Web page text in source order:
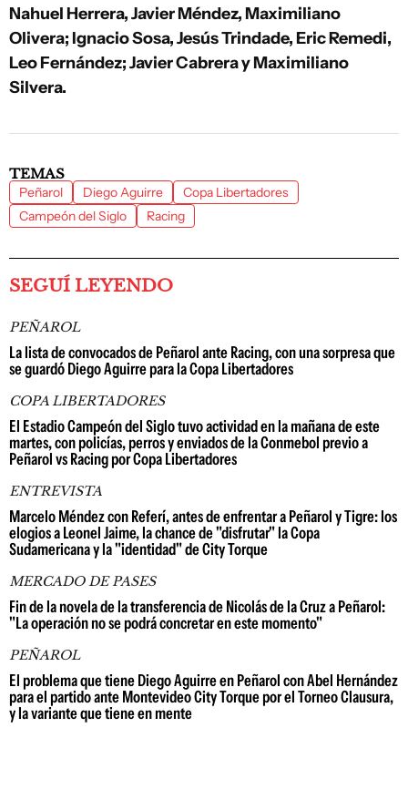
Nahuel Herrera, Javier Méndez, Maximiliano
Olivera; Ignacio Sosa, Jesús Trindade, Eric Remedi,
Leo Fernández; Javier Cabrera y Maximiliano
Silvera.
TEMAS
Peñarol Diego Aguirre
Copa Libertadores
Campeón del Siglo
Racing
SEGUÍ LEYENDO
PEÑAROL
La lista de convocados de Peñarol ante Racing, con una sorpresa que
se guardó Diego Aguirre para la Copa Libertadores
COPA LIBERTADORES
El Estadio Campeón del Siglo tuvo actividad en la mañana de este
martes, con policías, perros y enviados de la Conmebol previo a
Peñarol vs Racing por Copa Libertadores
ENTREVISTA
Marcelo Méndez con Referí, antes de enfrentar a Peñarol y Tigre: los
elogios a Leonel Jaime, la chance de "disfrutar" la Copa
Sudamericana y la "identidad" de City Torque
MERCADO DE PASES
Fin de la novela de la transferencia de Nicolás de la Cruz a Peñarol:
"La operación no se podrá concretar en este momento"
PEÑAROL
El problema que tiene Diego Aguirre en Peñarol con Abel Hernández
para el partido ante Montevideo City Torque por el Torneo Clausura,
y la variante que tiene en mente